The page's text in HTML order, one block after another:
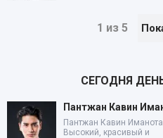
1 из 5
СЕГОДНЯ
Пантжан Кавин
Пантжан Кавин
Высокий, красивый и